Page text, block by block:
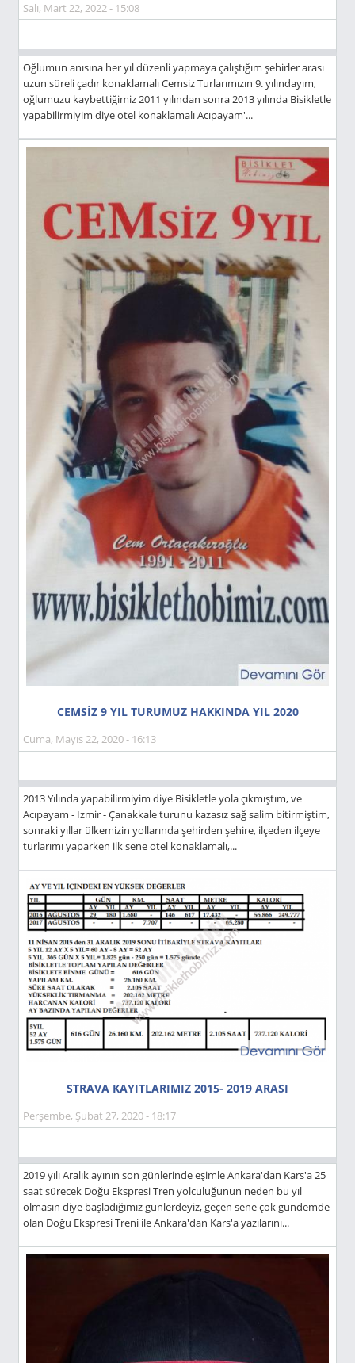
Salı, Mart 22, 2022 - 15:08
Oğlumun anısına her yıl düzenli yapmaya çalıştığım şehirler arası
uzun süreli çadır konaklamalı Cemsiz Turlarımızın 9. yılındayım,
oğlumuzu kaybettiğimiz 2011 yılından sonra 2013 yılında Bisikletle
yapabilirmiyim diye otel konaklamalı Acıpayam'...
CEMSİZ 9 YIL TURUMUZ HAKKINDA YIL 2020
Cuma, Mayıs 22, 2020 - 16:13
2013 Yılında yapabilirmiyim diye Bisikletle yola çıkmıştım, ve
Acıpayam - İzmir - Çanakkale turunu kazasız sağ salim bitirmiştim,
sonraki yıllar ülkemizin yollarında şehirden şehire, ilçeden ilçeye
turlarımı yaparken ilk sene otel konaklamalı,...
STRAVA KAYITLARIMIZ 2015- 2019 ARASI
Perşembe, Şubat 27, 2020 - 18:17
2019 yılı Aralık ayının son günlerinde eşimle Ankara'dan Kars'a 25
saat sürecek Doğu Ekspresi Tren yolculuğunun neden bu yıl
olmasın diye başladığımız günlerdeyiz, geçen sene çok gündemde
olan Doğu Ekspresi Treni ile Ankara'dan Kars'a yazılarını...